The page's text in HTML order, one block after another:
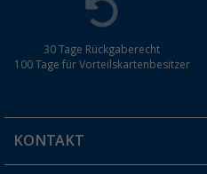
30 Tage Rückgaberecht
100 Tage für Vorteilskartenbesitzer
KONTAKT